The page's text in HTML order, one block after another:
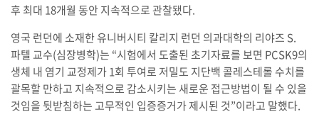
후 최대 18개월 동안 지속적으로 관찰됐다.
영국 런던에 소재한 유니버시티 칼리지 런던 의과대학의 리야즈 S.
파텔 교수(심장병학)는 “시험에서 도출된 초기자료를 보면 PCSK9의
생체 내 염기 교정제가 1회 투여로 저밀도 지단백 콜레스테롤 수치를
괄목할 만하고 지속적으로 감소시키는 새로운 접근방법이 될 수 있을
것임을 뒷받침하는 고무적인 입증증거가 제시된 것”이라고 말했다.